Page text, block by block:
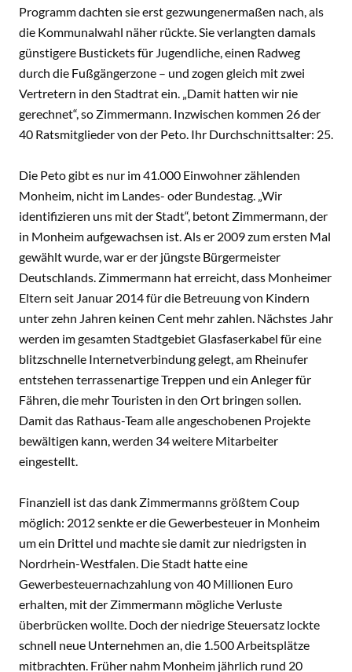
Programm dachten sie erst gezwungenermaßen nach, als
die Kommunalwahl näher rückte. Sie verlangten damals
günstigere Bustickets für Jugendliche, einen Radweg
durch die Fußgängerzone – und zogen gleich mit zwei
Vertretern in den Stadtrat ein. „Damit hatten wir nie
gerechnet“, so Zimmermann. Inzwischen kommen 26 der
40 Ratsmitglieder von der Peto. Ihr Durchschnittsalter: 25.
Die Peto gibt es nur im 41.000 Einwohner zählenden
Monheim, nicht im Landes- oder Bundestag. „Wir
identifizieren uns mit der Stadt“, betont Zimmermann, der
in Monheim aufgewachsen ist. Als er 2009 zum ersten Mal
gewählt wurde, war er der jüngste Bürgermeister
Deutschlands. Zimmermann hat erreicht, dass Monheimer
Eltern seit Januar 2014 für die Betreuung von Kindern
unter zehn Jahren keinen Cent mehr zahlen. Nächstes Jahr
werden im gesamten Stadtgebiet Glasfaserkabel für eine
blitzschnelle Internetverbindung gelegt, am Rheinufer
entstehen terrassenartige Treppen und ein Anleger für
Fähren, die mehr Touristen in den Ort bringen sollen.
Damit das Rathaus-Team alle angeschobenen Projekte
bewältigen kann, werden 34 weitere Mitarbeiter
eingestellt.
Finanziell ist das dank Zimmermanns größtem Coup
möglich: 2012 senkte er die Gewerbesteuer in Monheim
um ein Drittel und machte sie damit zur niedrigsten in
Nordrhein-Westfalen. Die Stadt hatte eine
Gewerbesteuernachzahlung von 40 Millionen Euro
erhalten, mit der Zimmermann mögliche Verluste
überbrücken wollte. Doch der niedrige Steuersatz lockte
schnell neue Unternehmen an, die 1.500 Arbeitsplätze
mitbrachten. Früher nahm Monheim jährlich rund 20